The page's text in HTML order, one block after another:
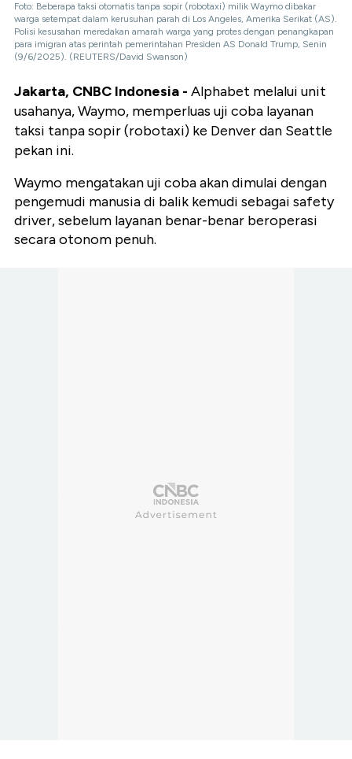
Foto: Beberapa taksi otomatis tanpa sopir (robotaxi) milik Waymo dibakar
warga setempat dalam kerusuhan parah di Los Angeles, Amerika Serikat (AS).
Polisi kesusahan meredakan amarah warga yang protes dengan penangkapan
para imigran atas perintah pemerintahan Presiden AS Donald Trump, Senin
(9/6/2025). (REUTERS/David Swanson)
Jakarta, CNBC Indonesia - Alphabet melalui unit
usahanya, Waymo, memperluas uji coba layanan
taksi tanpa sopir (robotaxi) ke Denver dan Seattle
pekan ini.
Waymo mengatakan uji coba akan dimulai dengan
pengemudi manusia di balik kemudi sebagai safety
driver, sebelum layanan benar-benar beroperasi
secara otonom penuh.